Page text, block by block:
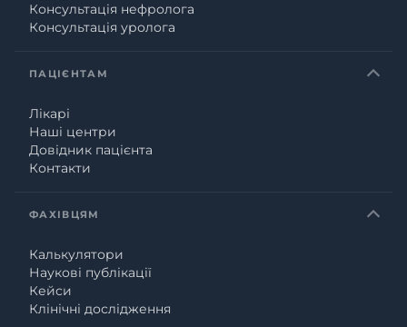
Консультація нефролога
Консультація уролога
ПАЦІЄНТАМ
Лікарі
Наші центри
Довідник пацієнта
Контакти
ФАХІВЦЯМ
Калькулятори
Наукові публікації
Кейси
Клінічні дослідження